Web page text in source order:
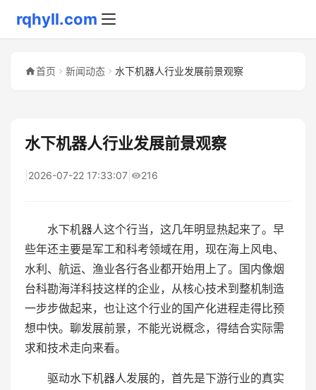
rqhyll.com
首页 新闻动态 水下机器人行业发展前景观察
水下机器人行业发展前景观察
2026-07-22 17:33:07 216
水下机器人这个行当，这几年明显热起来了。早
些年还主要是军工和科考领域在用，现在海上风电、
水利、航运、渔业各行各业都开始用上了。国内像烟
台科勘海洋科技这样的企业，从核心技术到整机制造
一步步做起来，也让这个行业的国产化进程走得比预
想中快。聊发展前景，不能光说概念，得结合实际需
求和技术走向来看。
驱动水下机器人发展的，首先是下游行业的真实